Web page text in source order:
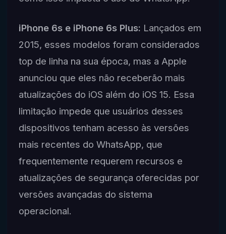
iPhone 6s e iPhone 6s Plus: Lançados em
2015, esses modelos foram considerados
top de linha na sua época, mas a Apple
anunciou que eles não receberão mais
atualizações do iOS além do iOS 15. Essa
limitação impede que usuários desses
dispositivos tenham acesso às versões
mais recentes do WhatsApp, que
frequentemente requerem recursos e
atualizações de segurança oferecidas por
versões avançadas do sistema
operacional.